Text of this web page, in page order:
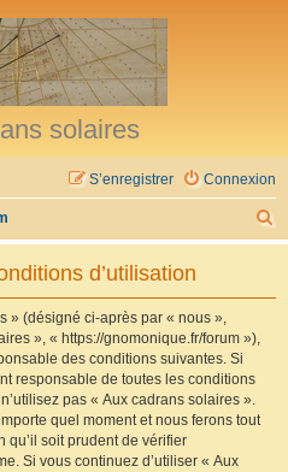
solaires
Connexion
S’enregistrer
e
d’utilisation
» (désigné ci-après par « nous »,
», « https://gnomonique.fr/forum »),
des conditions suivantes. Si
responsable de toutes les conditions
pas « Aux cadrans solaires ».
quel moment et nous ferons tout
qu’il soit prudent de vérifier
Si vous continuez d’utiliser « Aux